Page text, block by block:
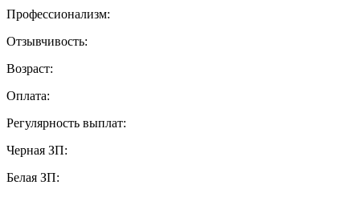
Профессионализм:
Отзывчивость:
Возраст:
Оплата:
Регулярность выплат:
Черная ЗП:
Белая ЗП: